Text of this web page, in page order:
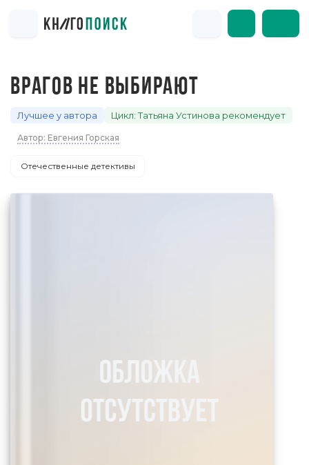
ВРАГОВ НЕ ВЫБИРАЮТ
Лучшее у автора Цикл: Татьяна Устинова рекомендует
Автор: Евгения Горская
Отечественные детективы